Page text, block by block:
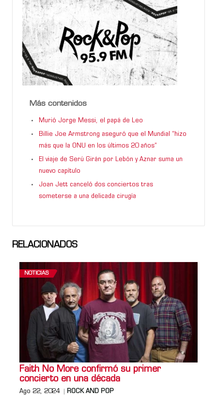
Más contenidos
Murió Jorge Messi, el papá de Leo
Billie Joe Armstrong aseguró que el Mundial “hizo
más que la ONU en los últimos 20 años”
El viaje de Serú Girán por Lebón y Aznar suma un
nuevo capítulo
Joan Jett canceló dos conciertos tras
someterse a una delicada cirugía
RELACIONADOS
NOTICIAS
Faith No More confirmó su primer
concierto en una década
Ago 22, 2024 ROCK AND POP